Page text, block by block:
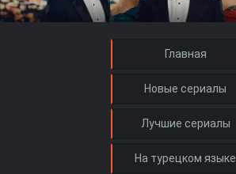
Главная
Новые сериалы
Лучшие сериалы
На турецком языке